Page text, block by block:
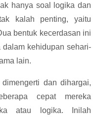
hanya soal logika dan
kalah penting, yaitu
bentuk kecerdasan ini
kehidupan sehari-
lain.
dan dihargai,
cepat mereka
atau logika. Inilah